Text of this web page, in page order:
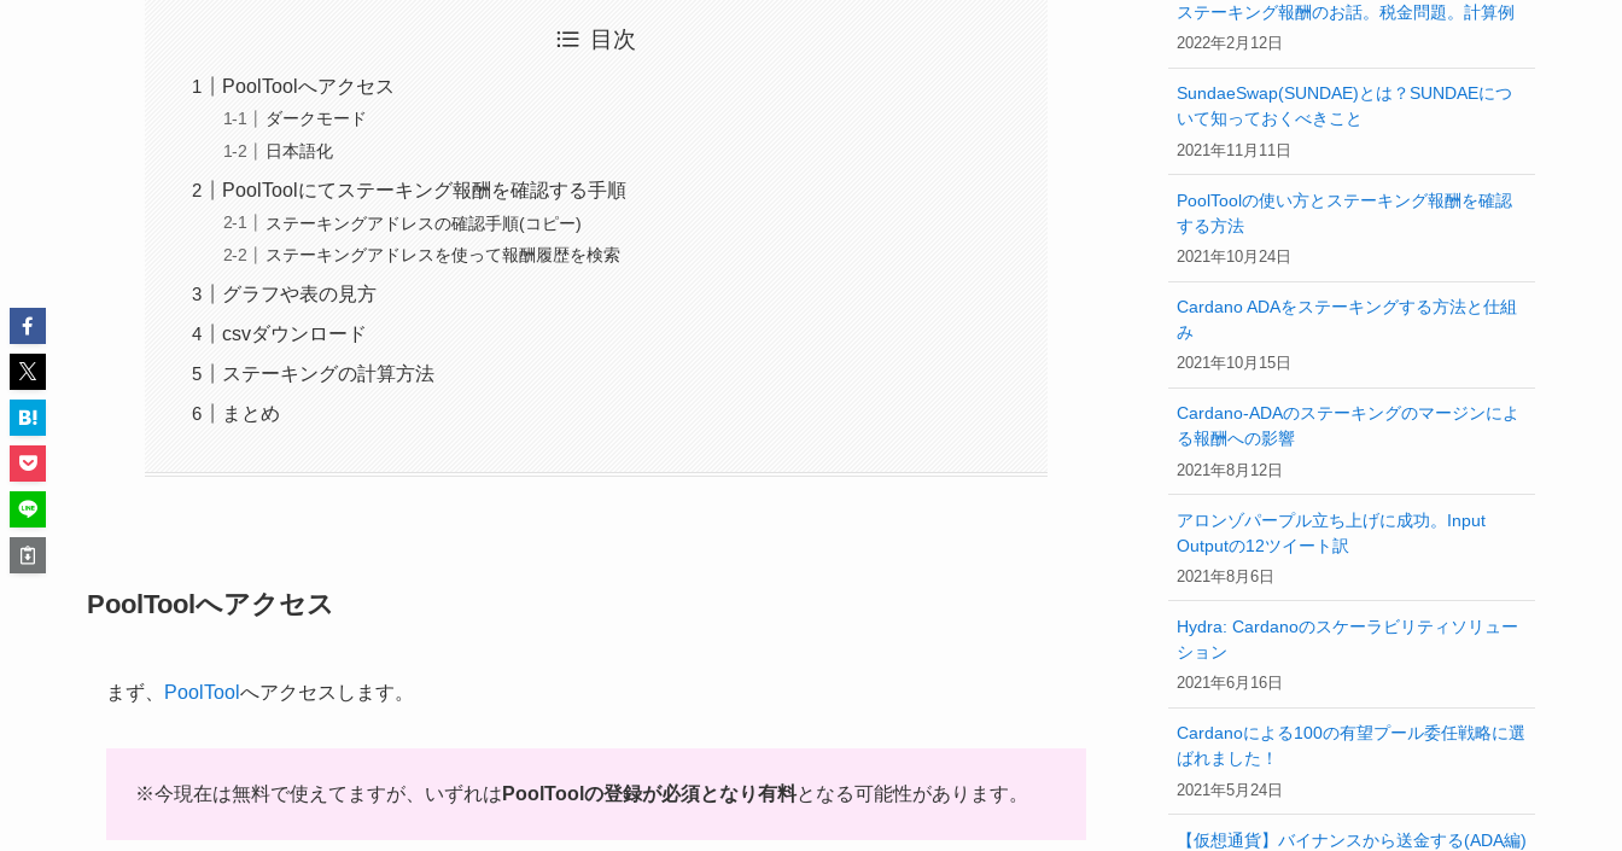
目次
PoolToolへアクセス
ダークモード
日本語化
PoolToolにてステーキング報酬を確認する手順
ステーキングアドレスの確認手順(コピー)
ステーキングアドレスを使って報酬履歴を検索
グラフや表の見方
csvダウンロード
ステーキングの計算方法
まとめ
PoolToolへアクセス
まず、 PoolTool へアクセスします。
※今現在は無料で使えてますが、いずれは PoolToolの登録が必須となり有料となる可能性があります。
ステーキング報酬のお話。税金問題。計算例
2022年2月12日
SundaeSwap(SUNDAE)とは？SUNDAEにつ
いて知っておくべきこと
2021年11月11日
PoolToolの使い方とステーキング報酬を確認
する方法
2021年10月24日
Cardano ADAをステーキングする方法と仕組
み
2021年10月15日
Cardano-ADAのステーキングのマージンによ
る報酬への影響
2021年8月12日
アロンゾパープル立ち上げに成功。Input
Outputの12ツイート訳
2021年8月6日
Hydra: Cardanoのスケーラビリティソリュー
ション
2021年6月16日
Cardanoによる100の有望プール委任戦略に選
ばれました！
2021年5月24日
【仮想通貨】バイナンスから送金する(ADA編)